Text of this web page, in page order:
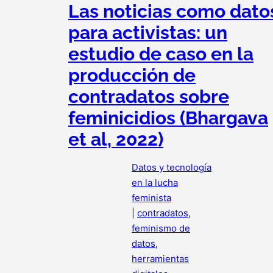
Las noticias como
para activistas: un
estudio de caso en la
producción de
contradatos sobre
feminicidios (Bhargava
et al, 2022)
Datos y tecnología
en la lucha
feminista
contradatos
feminismo de
datos
herramientas